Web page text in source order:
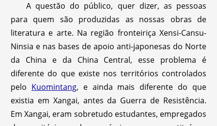
A questão do público, quer dizer, as pessoas
para quem são produzidas as nossas obras de
literatura e arte. Na região fronteiriça Xensi-Cansu-
Ninsia e nas bases de apoio anti-japonesas do Norte
da China e da China Central, esse problema é
diferente do que existe nos territórios controlados
pelo Kuomintang, e ainda mais diferente do que
existia em Xangai, antes da Guerra de Resistência.
Em Xangai, eram sobretudo estudantes, empregados